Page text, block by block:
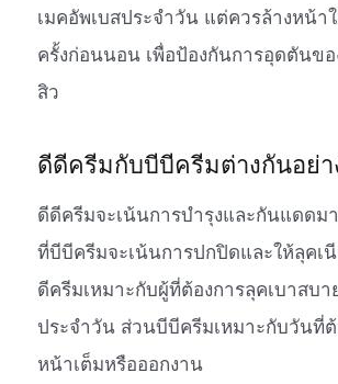
เมคอัพเบสประจำวัน แต่ควรล้างหน้า
ครั้งก่อนนอน เพื่อป้องกันการอุดตันข
สิว
ดีดีครีมกับบีบีครีมต่างกันอย่า
ดีดีครีมจะเน้นการบำรุงและกันแดดม
ที่บีบีครีมจะเน้นการปกปิดและให้ลุคเ
ดีครีมเหมาะกับผู้ที่ต้องการลุคเบาสบ
ประจำวัน ส่วนบีบีครีมเหมาะกับวันที่ต้
หน้าเต็มหรือออกงาน